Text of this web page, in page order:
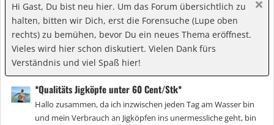
Hi Gast, Du bist neu hier. Um das Forum übersichtlich zu
halten, bitten wir Dich, erst die Forensuche (Lupe oben
rechts) zu bemühen, bevor Du ein neues Thema eröffnest.
Vieles wird hier schon diskutiert. Vielen Dank fürs
Verständnis und viel Spaß hier!
*Qualitäts Jigköpfe unter 60 Cent/Stk*
Hallo zusammen, da ich inzwischen jeden Tag am Wasser bin
und mein Verbrauch an Jigköpfen ins unermessliche geht, bin